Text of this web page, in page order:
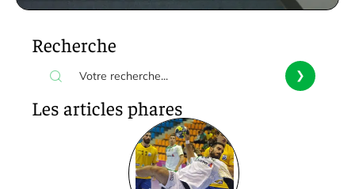
Recherche
Les articles phares